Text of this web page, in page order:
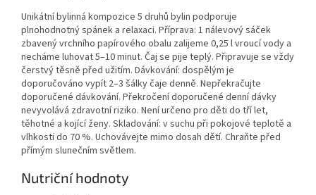
Unikátní bylinná kompozice 5 druhů bylin podporuje
plnohodnotný spánek a relaxaci. Příprava: 1 nálevový sáček
zbavený vrchního papírového obalu zalijeme 0,25 l vroucí vody a
necháme luhovat 5–10 minut. Čaj se pije teplý. Připravuje se vždy
čerstvý těsně před užitím. Dávkování: dospělým je
doporučováno vypít 2–3 šálky čaje denně. Nepřekračujte
doporučené dávkování. Překročení doporučené denní dávky
nevyvolává zdravotní riziko. Není určeno pro děti do tří let,
těhotné a kojící ženy. Skladování: v suchu při pokojové teplotě a
vlhkosti do 70 %. Uchovávejte mimo dosah dětí. Chraňte před
přímým slunečním světlem.
Nutriční hodnoty